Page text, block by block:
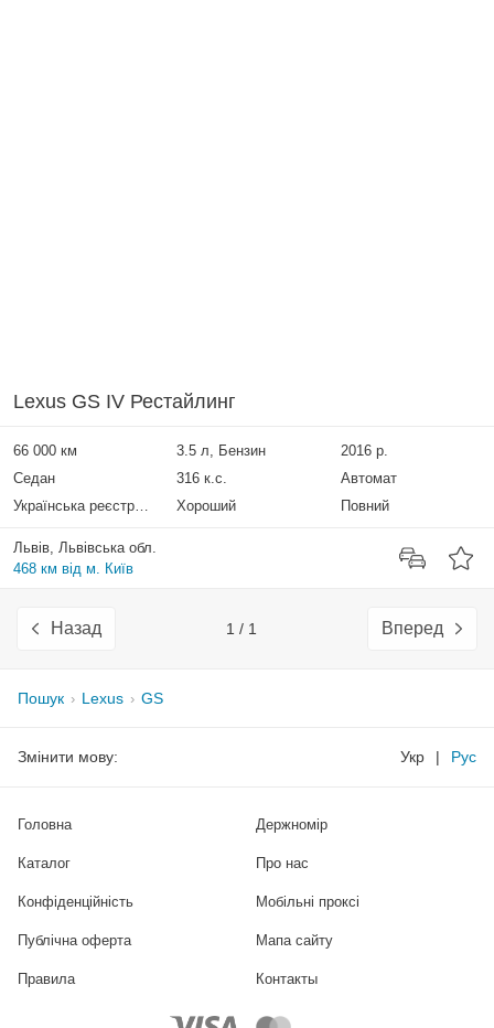
Lexus GS IV Рестайлинг
66 000 км 3.5 л, Бензин
2016 р.
Седан
316 к.с.
Автомат
Українська реєстрація
Хороший Повний
Львів, Львівська обл.
468 км від м. Київ
Назад 1 / 1 Вперед
Пошук Lexus GS
Змінити мову: Укр | Рус
Головна
Каталог
Держномір
Про нас
Конфіденційність Мобільні проксі
Публічна оферта Мапа сайту
Правила Контакты